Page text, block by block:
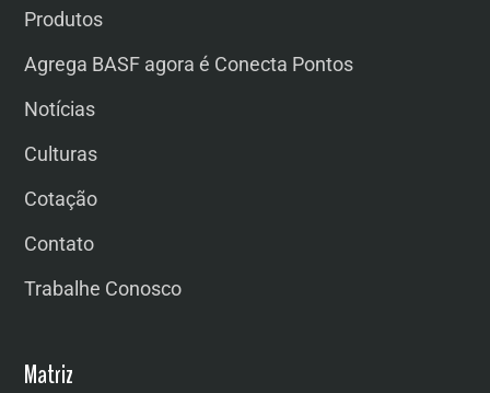
Produtos
Agrega BASF agora é Conecta Pontos
Notícias
Culturas
Cotação
Contato
Trabalhe Conosco
Matriz